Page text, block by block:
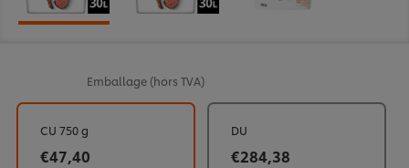
Emballage (hors TVA)
CU 750 g
€47,40
DU
€284,38